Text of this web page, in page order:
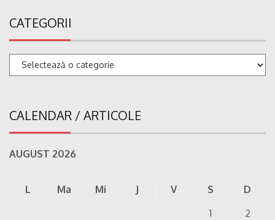
CATEGORII
Categorii
CALENDAR / ARTICOLE
AUGUST 2026
L Ma Mi J V S
D
1
2